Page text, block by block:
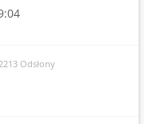
Odsłony